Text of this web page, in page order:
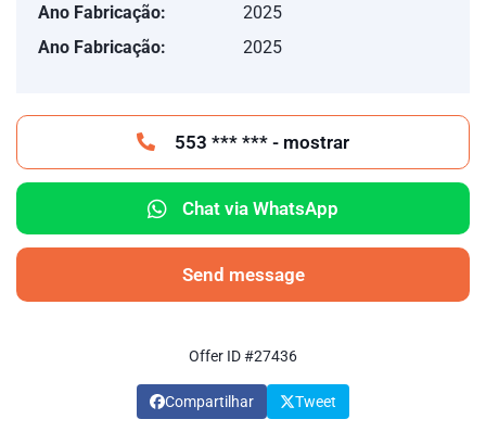
Ano Fabricação:
2025
Ano Fabricação:
2025
553 *** *** - mostrar
Chat via WhatsApp
Send message
Offer ID #27436
Compartilhar Tweet